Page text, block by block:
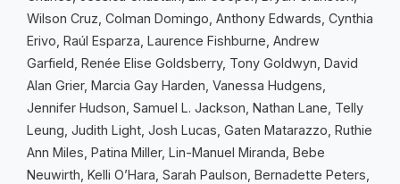
Wilson Cruz, Colman Domingo, Anthony Edwards, Cynthia
Erivo, Raúl Esparza, Laurence Fishburne, Andrew
Garfield, Renée Elise Goldsberry, Tony Goldwyn, David
Alan Grier, Marcia Gay Harden, Vanessa Hudgens,
Jennifer Hudson, Samuel L. Jackson, Nathan Lane, Telly
Leung, Judith Light, Josh Lucas, Gaten Matarazzo, Ruthie
Ann Miles, Patina Miller, Lin-Manuel Miranda, Bebe
Neuwirth, Kelli O’Hara, Sarah Paulson, Bernadette Peters,